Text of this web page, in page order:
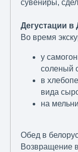
сувениры,
Дегустации в
Во время
у
соленый
в
вида
на
Обед в
Возвращение